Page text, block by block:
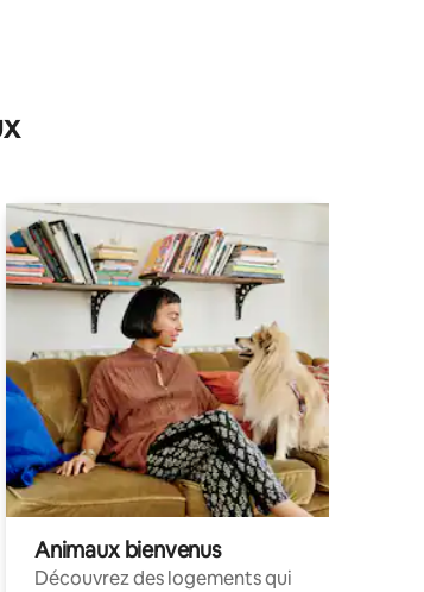
Animaux bienvenus
Découvrez des logements qui